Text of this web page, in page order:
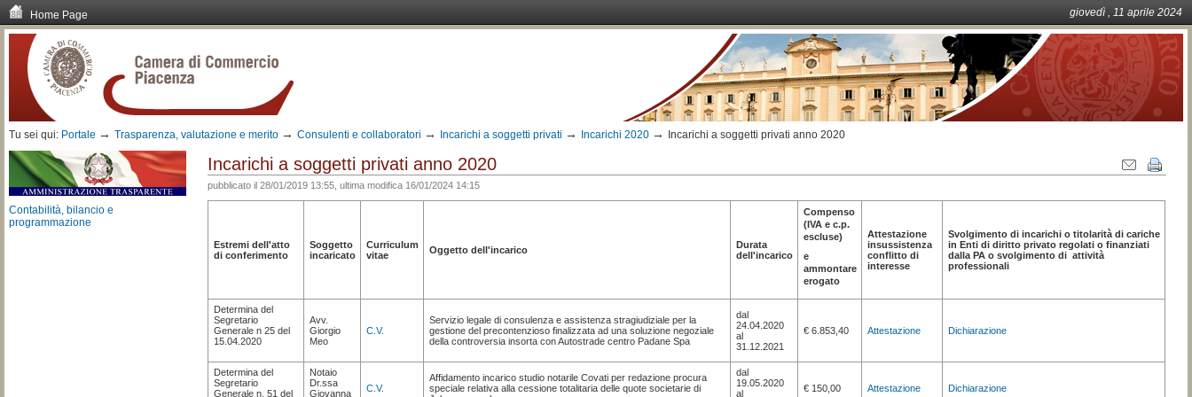
giovedì , 11aprile 2024
Home Page
contenuti.
Spostati
navigazione
Tu sei qui: Portale → Trasparenza, valutazione e merito → Consulenti e collaboratori → Incarichi a soggetti privati → Incarichi 2020 → Incarichi a soggetti privati anno 2020
Contabilità, bilancio e
programmazione
Azioni
sul
Incarichi a soggetti privati anno 2020
pubblicato il 28/01/2019 13:55,ultima modifica 16/01/2024 14:15
Estremi dell'atto
di conferimento
Soggetto
incaricato
Curriculum
vitae
Oggetto dell'incarico
Durata
dell'incarico
Compenso
(IVA e c.p.
escluse)
e
ammontare
erogato
Attestazione
insussistenza
conflitto di
interesse
Svolgimento di incarichi o titolarità di cariche
in Enti di diritto privato regolati o finanziati
dalla PA o svolgimento di attività
professionali
Determina del
Segretario
Generale n 25 del
15.04.2020
Avv.
Giorgio
Meo
C.V.
Servizio legale di consulenza e assistenza stragiudiziale per la
gestione del precontenzioso finalizzata ad una soluzione negoziale
della controversia insorta con Autostrade centro Padane Spa
dal
24.04.2020
al
31.12.2021
€ 6.853,40 Attestazione Dichiarazione
Determina del
Segretario
Generale n. 51 del
Notaio
Dr.ssa
Giovanna
C.V.
Affidamento incarico studio notarile Covati per redazione procura
speciale relativa alla cessione totalitaria delle quote societarie di
dal
19.05.2020
al
€ 150,00 Attestazione Dichiarazione